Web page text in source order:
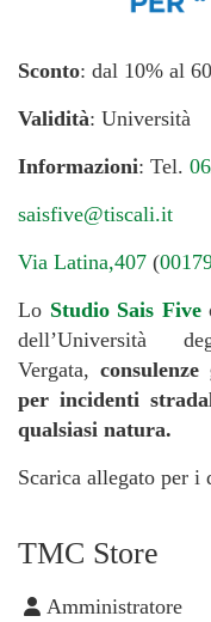
Sconto: dal 10% al
Validità: Università
Informazioni: Tel.
saisfive@tiscali.it
Via Latina,407 (
Lo Studio Sais Five
Vergata,
per incidenti
qualsiasi natura.
Scarica allegato per i
TMC Store
Amministratore